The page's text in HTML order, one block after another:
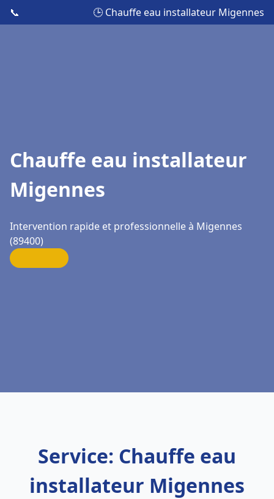
📞 🕒 Chauffe eau installateur Migennes
Chauffe eau installateur
Migennes
Intervention rapide et professionnelle à Migennes
(89400)
Service: Chauffe eau
installateur Migennes